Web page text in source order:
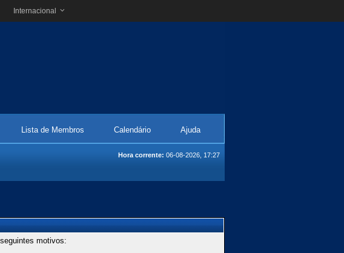
Internacional
Lista de Membros Calendário Ajuda
Hora corrente: 06-08-2026, 17:27
motivos: